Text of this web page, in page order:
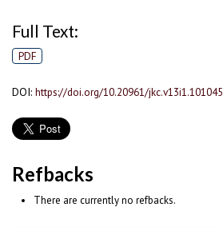
Full Text:
PDF
DOI: https://doi.org/10.20961/jkc.v13i1.101045
Refbacks
There are currently no refbacks.